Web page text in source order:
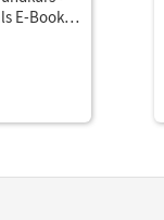
E-Book